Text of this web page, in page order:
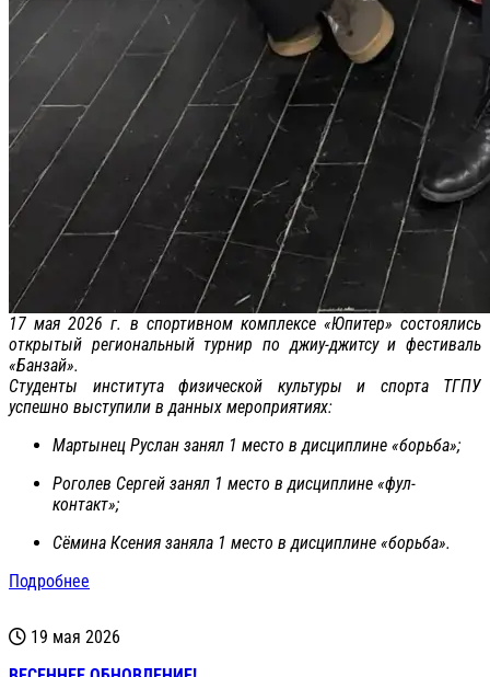
17 мая 2026 г. в спортивном комплексе «Юпитер» состоялись
открытый региональный турнир по джиу-джитсу и фестиваль
«Банзай».
Студенты института физической культуры и спорта ТГПУ
успешно выступили в данных мероприятиях:
Мартынец Руслан занял 1 место в дисциплине «борьба»;
Роголев Сергей занял 1 место в дисциплине «фул-
контакт»;
Сёмина Ксения заняла 1 место в дисциплине «борьба».
Подробнее
19 мая 2026